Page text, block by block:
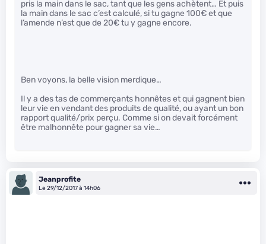
pris la main dans le sac, tant que les gens achètent… Et puis
la main dans le sac c’est calculé, si tu gagne 100€ et que
l’amende n’est que de 20€ tu y gagne encore.
Ben voyons, la belle vision merdique…
Il y a des tas de commerçants honnêtes et qui gagnent bien
leur vie en vendant des produits de qualité, ou ayant un bon
rapport qualité/prix perçu. Comme si on devait forcément
être malhonnête pour gagner sa vie…
Jeanprofite
Le 29/12/2017 à 14h06